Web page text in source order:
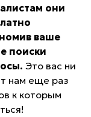
они
ваше
поиски
Это вас ни
нам еще раз
к которым